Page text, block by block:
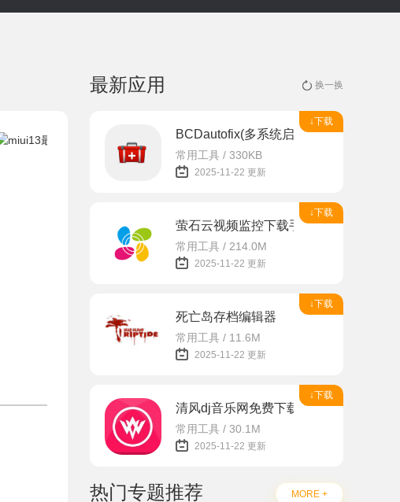
最新应用 换一换
↓下载
BCDautofix(多系统启动引导修复工具)
常用工具 / 330KB
2025-11-22 更新
↓下载
萤石云视频监控下载手机版app
常用工具 / 214.0M
2025-11-22 更新
↓下载
死亡岛存档编辑器
常用工具 / 11.6M
2025-11-22 更新
↓下载
清风dj音乐网免费下载安装
常用工具 / 30.1M
2025-11-22 更新
热门专题推荐 MORE +